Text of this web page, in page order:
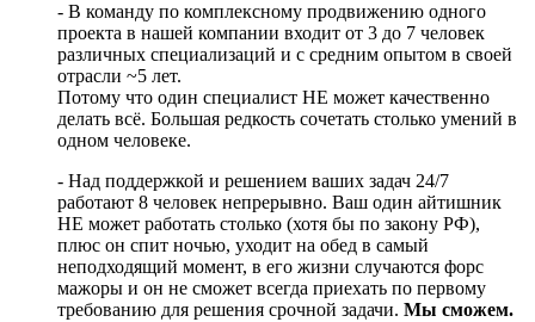
- В команду по комплексному продвижению одного
проекта в нашей компании входит от 3 до 7 человек
различных специализаций и с средним опытом в своей
отрасли ~5 лет.
Потому что один специалист НЕ может качественно
делать всё. Большая редкость сочетать столько умений в
одном человеке.
- Над поддержкой и решением ваших задач 24/7
работают 8 человек непрерывно. Ваш один айтишник
НЕ может работать столько (хотя бы по закону РФ),
плюс он спит ночью, уходит на обед в самый
неподходящий момент, в его жизни случаются форс
мажоры и он не сможет всегда приехать по первому
требованию для решения срочной задачи. Мы сможем.